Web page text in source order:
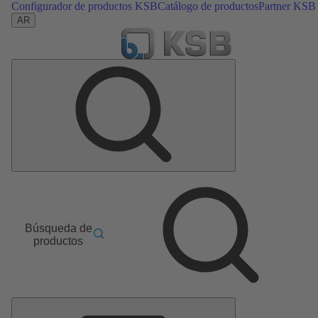
Configurador de productos KSBCatálogo de productosPartner KSB
AR
Búsqueda de
productos